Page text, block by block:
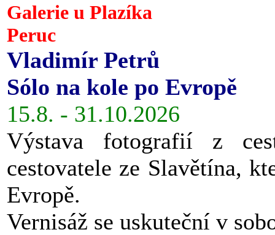
Galerie u Plazíka
Peruc
Vladimír Petrů
Sólo na kole po Evropě
15.8. - 31.10.2026
Výstava fotografií z
cestovatele ze Slavětína,
Evropě.
Vernisáž se uskuteční v